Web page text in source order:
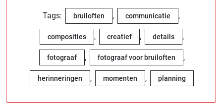
Tags: bruiloften , communicatie ,
composities , creatief , details ,
fotograaf , fotograaf voor bruiloften ,
herinneringen , momenten , planning